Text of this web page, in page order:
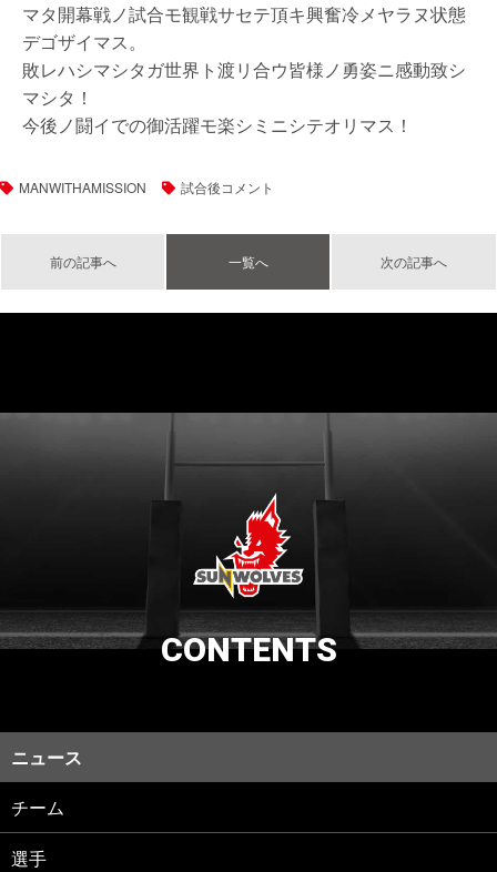
マタ開幕戦ノ試合モ観戦サセテ頂キ興奮冷メヤラヌ状態
デゴザイマス。
敗レハシマシタガ世界ト渡リ合ウ皆様ノ勇姿ニ感動致シ
マシタ！
今後ノ闘イでの御活躍モ楽シミニシテオリマス！
MANWITHAMISSION 試合後コメント
前の記事へ 一覧へ 次の記事へ
CONTENTS
ニュース
チーム
選手